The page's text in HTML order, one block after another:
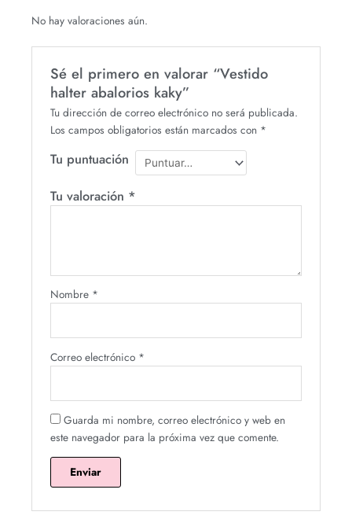
No hay valoraciones aún.
Sé el primero en valorar “Vestido
halter abalorios kaky”
Tu dirección de correo electrónico no será publicada.
Los campos obligatorios están marcados con *
Tu puntuación
Tu valoración *
Nombre *
Correo electrónico *
Guarda mi nombre, correo electrónico y web en
este navegador para la próxima vez que comente.